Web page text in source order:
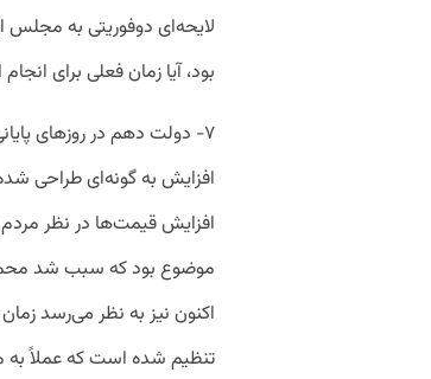
لایحه‌ای دوفوریتی به مجلس
بود، آیا زمان فعلی برای
۷- دولت دهم در روزهای
افزایش به گونه‌ای طراحی
افزایش قیمت‌ها در نظر
موضوع بود که سبب شد
اکنون نیز به نظر می‌رسد
تنظیم شده است که عملاً به